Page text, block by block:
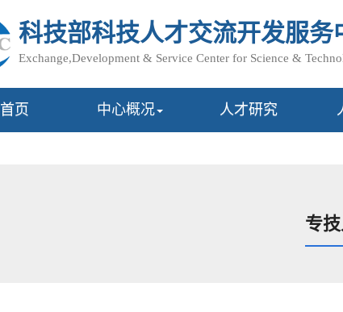
科技部科技人才交流开发服务
Exchange,Development & Service Center for Science &
首页 中心概况 人才研究
专